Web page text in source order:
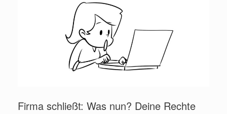
Firma schließt: Was nun? Deine Rechte